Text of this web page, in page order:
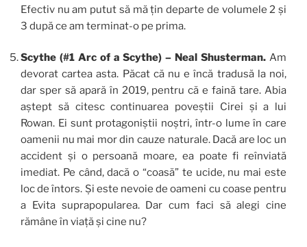
Efectiv nu am putut să mă țin departe de volumele 2 și
3 după ce am terminat-o pe prima.
Scythe (#1 Arc of a Scythe) – Neal Shusterman. Am
devorat cartea asta. Păcat că nu e încă tradusă la noi,
dar sper să apară în 2019, pentru că e faină tare. Abia
aștept să citesc continuarea poveștii Cirei și a lui
Rowan. Ei sunt protagoniștii noștri, într-o lume în care
oamenii nu mai mor din cauze naturale. Dacă are loc un
accident și o persoană moare, ea poate fi reînviată
imediat. Pe când, dacă o “coasă” te ucide, nu mai este
loc de întors. Și este nevoie de oameni cu coase pentru
a Evita suprapopularea. Dar cum faci să alegi cine
rămâne în viață și cine nu?